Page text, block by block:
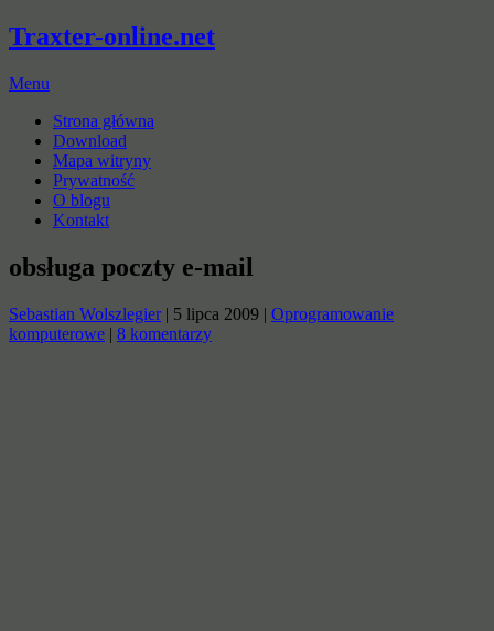
Traxter-online.net
Menu
Strona główna
Download
Mapa witryny
Prywatność
O blogu
Kontakt
obsługa poczty e-mail
Sebastian Wolszlegier| 5 lipca 2009 | Oprogramowanie
komputerowe | 8 komentarzy